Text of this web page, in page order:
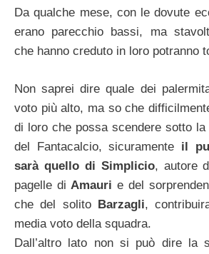
Da qualche mese, con le dovute
erano parecchio bassi, ma
che hanno creduto in loro potranno
Non saprei dire quale dei
voto più alto, ma so che
di loro che possa scendere sotto
del Fantacalcio, sicuramente il
sarà quello di Simplicio, autore
pagelle diAmaurie del
che del solito Barzagli,
media voto della squadra.
Dall’altro lato non si può dire la